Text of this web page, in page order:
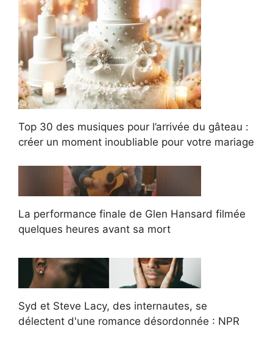
Top 30 des musiques pour l’arrivée du gâteau :
créer un moment inoubliable pour votre mariage
La performance finale de Glen Hansard filmée
quelques heures avant sa mort
Syd et Steve Lacy, des internautes, se
délectent d'une romance désordonnée : NPR